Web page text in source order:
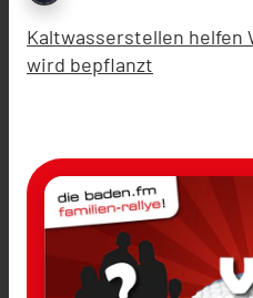
Kaltwasserstellen helfen
wird bepflanzt